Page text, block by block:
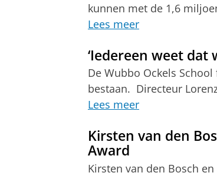
kunnen met de 1,6
Lees meer
‘Iedereen weet dat
De Wubbo Ockels
bestaan. Directeur
Lees meer
Kirsten van den
Award
Kirsten van den Bosch